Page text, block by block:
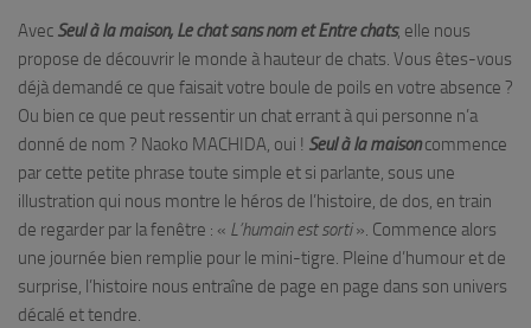
Avec Seul à la maison, Le chat sans nom et Entre chats, elle nous
propose de découvrir le monde à hauteur de chats. Vous êtes-vous
déjà demandé ce que faisait votre boule de poils en votre absence ?
Ou bien ce que peut ressentir un chat errant à qui personne n’a
donné de nom ? Naoko MACHIDA, oui ! Seul à la maisoncommence
par cette petite phrase toute simple et si parlante, sous une
illustration qui nous montre le héros de l’histoire, de dos, en train
de regarder par la fenêtre : « L’humain est sorti». Commence alors
une journée bien remplie pour le mini-tigre. Pleine d’humour et de
surprise, l’histoire nous entraîne de page en page dans son univers
décalé et tendre.